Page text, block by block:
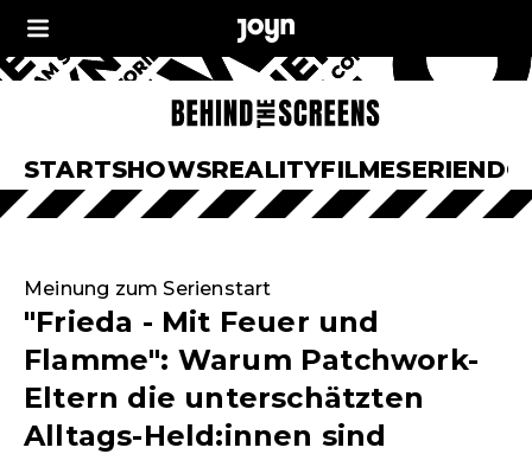
STARTSHOWSREALITYFILMESERIEN
Meinung zum Serienstart
"Frieda - Mit Feuer und
Flamme": Warum Patchwork-
Eltern die unterschätzten
Alltags-Held:innen sind